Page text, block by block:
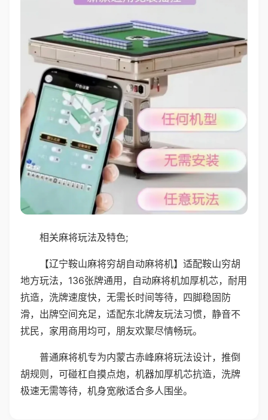
相关麻将玩法及特色;
【辽宁鞍山麻将穷胡自动麻将机】适配鞍山穷胡
地方玩法，136张牌通用，自动麻将机加厚机芯，耐用
抗造，洗牌速度快，无需长时间等待，四脚稳固防
滑，出牌空间充足，适配东北牌友玩法习惯，静音不
扰民，家用商用均可，朋友欢聚尽情畅玩。
普通麻将机专为内蒙古赤峰麻将玩法设计，推倒
胡规则，可碰杠自摸点炮，机器加厚机芯抗造，洗牌
极速无需等待，机身宽敞适合多人围坐。